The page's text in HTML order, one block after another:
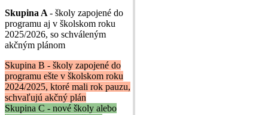
Skupina A - školy zapojené do
programu aj v školskom roku
2025/2026, so schváleným
akčným plánom
Skupina B - školy zapojené do
programu ešte v školskom roku
2024/2025, ktoré mali rok pauzu,
schvaľujú akčný plán
Skupina C - nové školy alebo